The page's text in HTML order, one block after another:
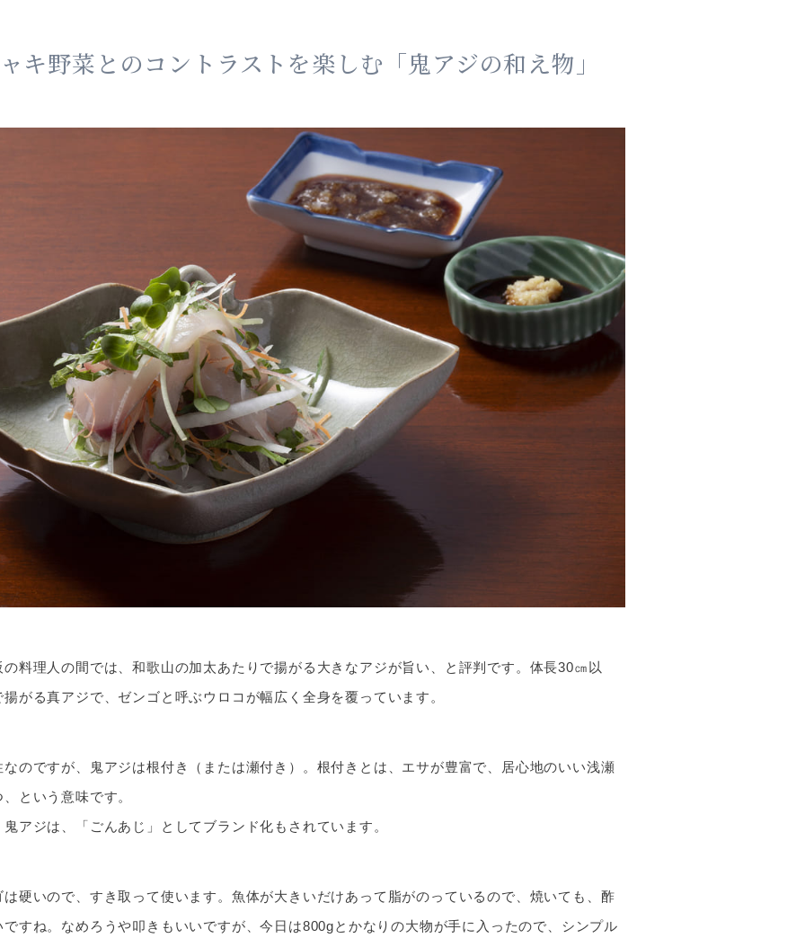
キ野菜とのコントラストを楽しむ「鬼アジの和え物」
料理人の間では、和歌山の加太あたりで揚がる大きなアジが旨い、と評判です。体長30㎝以
がる真アジで、ゼンゴと呼ぶウロコが幅広く全身を覆っています。
のですが、鬼アジは根付き（または瀬付き）。根付きとは、エサが豊富で、居心地のいい浅瀬
という意味です。
アジは、「ごんあじ」としてブランド化もされています。
硬いので、すき取って使います。魚体が大きいだけあって脂がのっているので、焼いても、酢
すね。なめろうや叩きもいいですが、今日は800gとかなりの大物が手に入ったので、シンプル